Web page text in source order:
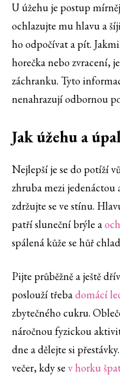
U úžehu je postup
ochlazujte mu hlavu a
ho odpočívat a pít.
horečka nebo zvracení,
záchranku. Tyto
nenahrazují odbornou
Jak úžehu a
Nejlepší je se do potíží
zhruba mezi jedenáctou
zdržujte se ve stínu.
patří sluneční brýle a
spálená kůže se hůř
Pijte průběžně a ještě
poslouží třebadomácí
zbytečného cukru.
náročnou fyzickou
dne a dělejte si
večer, kdy se v horku